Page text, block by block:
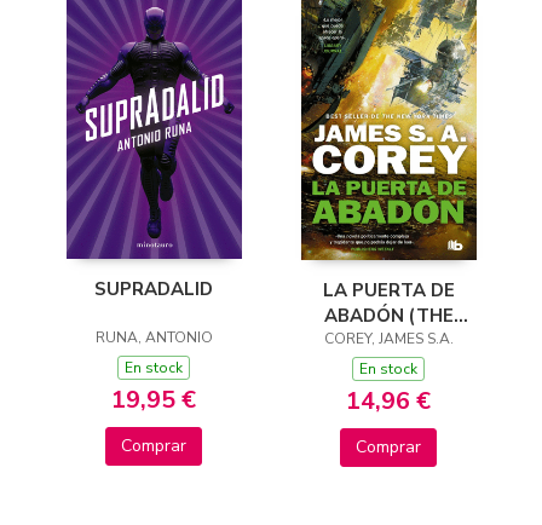
SUPRADALID
RUNA, ANTONIO
En stock
19,95 €
Comprar
LA PUERTA DE
ABADÓN (THE
EXPANSE 3)
COREY, JAMES S.A.
En stock
14,96 €
Comprar